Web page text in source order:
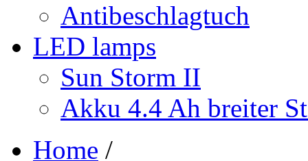
Antibeschlagtuch
LED lamps
Sun Storm II
Akku 4.4 Ah breiter
Home /